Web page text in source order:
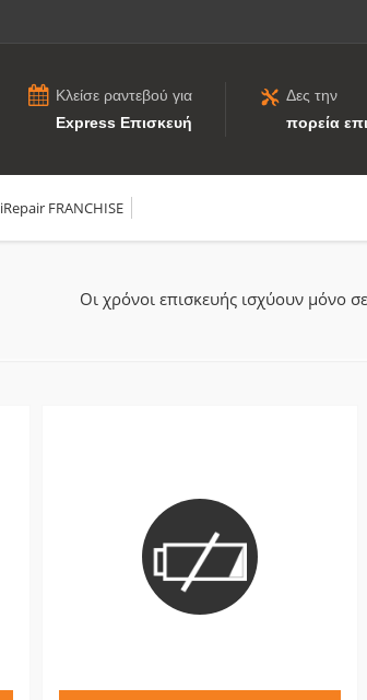
Κλείσε ραντεβού για
Express Επισκευή
Δες την
πορεία
iRepair FRANCHISE
Οι χρόνοι επισκευής ισχύουν μόνο